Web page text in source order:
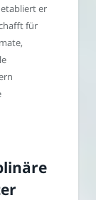
er
für